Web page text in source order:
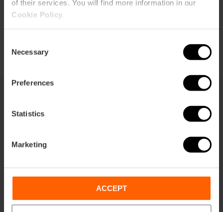
of their services. You will find more information in our
Cookie Policy
Selection
Necessary
Preferences
Statistics
Marketing
ACCEPT
Ti potrebbe anche interessare